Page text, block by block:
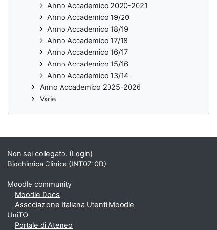
Anno Accademico 2020-2021
Anno Accademico 19/20
Anno Accademico 18/19
Anno Accademico 17/18
Anno Accademico 16/17
Anno Accademico 15/16
Anno Accademico 13/14
Anno Accademico 2025-2026
Varie
Non sei collegato. (Login)
Biochimica Clinica (INT0710B)
Moodle community
Moodle Docs
Associazione Italiana Utenti Moodle
UniTO
Portale di Ateneo